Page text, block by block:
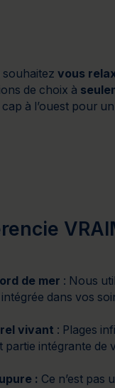
souhaitezvous
de choix à
à l’ouest pour
de mer : Nous
dans vos
vivant : Plages
intégrante de
: Ce n’est pas